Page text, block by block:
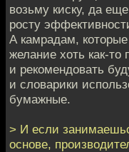
возьму киску, да
росту
А камрадам,
желание хоть как-то
и рекомендовать
и словарики
бумажные.
> И если
основе,